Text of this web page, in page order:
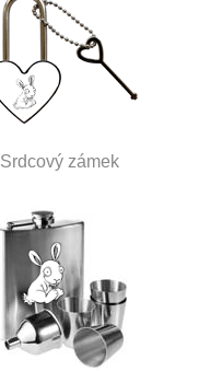
Srdcový zámek